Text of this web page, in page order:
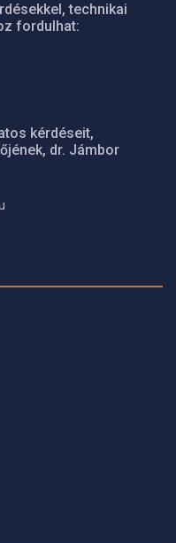
technikai
fordulhat:
kérdéseit,
dr. Jámbor